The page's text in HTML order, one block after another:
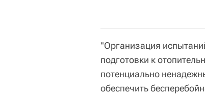
"Организация
подготовки к
потенциально
обеспечить